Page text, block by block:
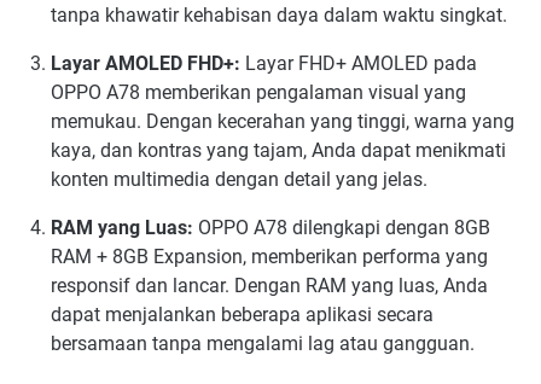
tanpa khawatir kehabisan daya dalam waktu singkat.
Layar AMOLED FHD+: Layar FHD+ AMOLED pada
OPPO A78 memberikan pengalaman visual yang
memukau. Dengan kecerahan yang tinggi, warna yang
kaya, dan kontras yang tajam, Anda dapat menikmati
konten multimedia dengan detail yang jelas.
RAM yang Luas: OPPO A78 dilengkapi dengan 8GB
RAM + 8GB Expansion, memberikan performa yang
responsif dan lancar. Dengan RAM yang luas, Anda
dapat menjalankan beberapa aplikasi secara
bersamaan tanpa mengalami lag atau gangguan.